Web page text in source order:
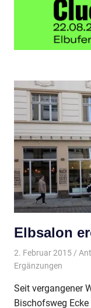
Elbsalon
2. Februar 2015
Ergänzungen
Seit vergangener
Bischofsweg